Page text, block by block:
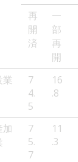
再
開
済
一
部
再
開
業
7
4.
5
16
.8
加
7
5.
7
11
.3